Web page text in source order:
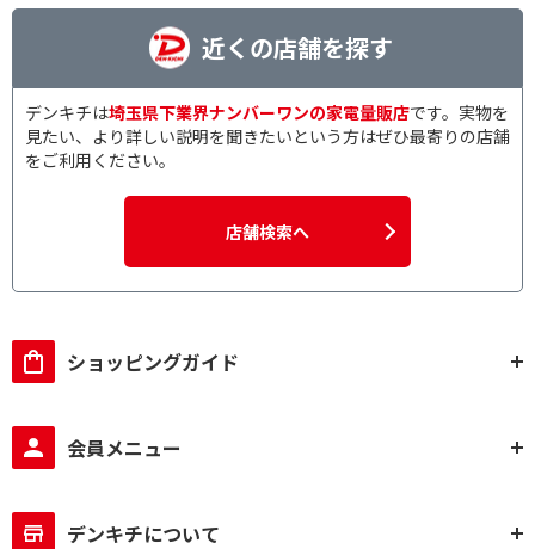
近くの店舗を探す
デンキチは埼玉県下業界ナンバーワンの家電量販店です。実物を
見たい、より詳しい説明を聞きたいという方はぜひ最寄りの店舗
をご利用ください。
店舗検索へ
ショッピングガイド
会員メニュー
デンキチについて